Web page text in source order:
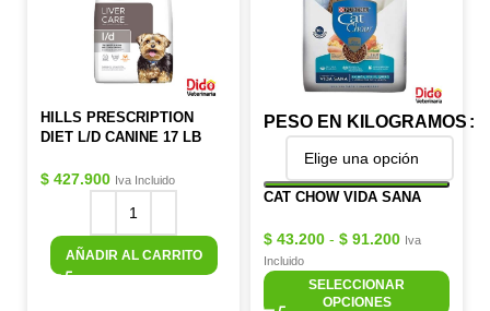
HILLS PRESCRIPTION
DIET L/D CANINE 17 LB
$ 427.900 Iva Incluido
AÑADIR AL CARRITO
PESO EN KILOGRAMOS
CAT CHOW VIDA SANA
$ 43.200 - $ 91.200 Iva
Incluido
SELECCIONAR
OPCIONES